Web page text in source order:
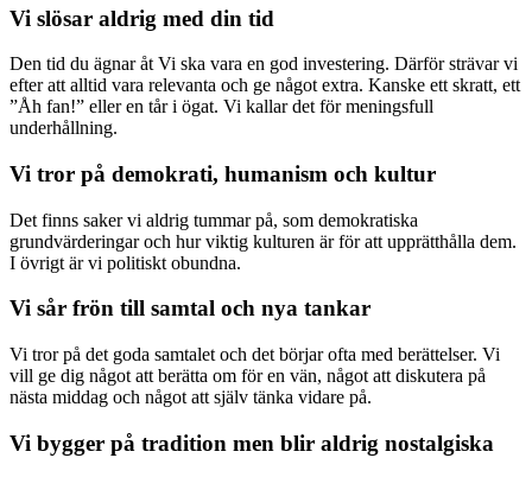
Vi slösar aldrig med din tid
Den tid du ägnar åt Vi ska vara en god investering. Därför strävar vi
efter att alltid vara relevanta och ge något extra. Kanske ett skratt, ett
”Åh fan!” eller en tår i ögat. Vi kallar det för meningsfull
underhållning.
Vi tror på demokrati, humanism och kultur
Det finns saker vi aldrig tummar på, som demokratiska
grundvärderingar och hur viktig kulturen är för att upprätthålla dem.
I övrigt är vi politiskt obundna.
Vi sår frön till samtal och nya tankar
Vi tror på det goda samtalet och det börjar ofta med berättelser. Vi
vill ge dig något att berätta om för en vän, något att diskutera på
nästa middag och något att själv tänka vidare på.
Vi bygger på tradition men blir aldrig nostalgiska